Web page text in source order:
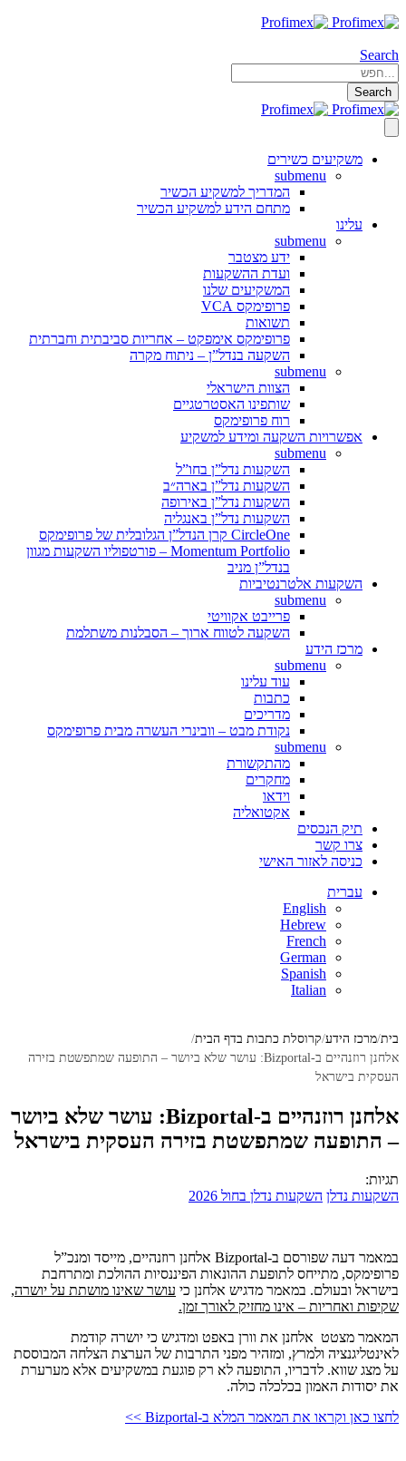
Search
Search
משקיעים כשירים
submenu
המדריך למשקיע הכשיר
מתחם הידע למשקיע הכשיר
עלינו
submenu
ידע מצטבר
ועדת ההשקעות
המשקיעים שלנו
פרופימקס VCA
תשואות
פרופימקס אימפקט – אחריות סביבתית וחברתית
השקעה בנדל”ן – ניתוח מקרה
submenu
הצוות הישראלי
שותפינו האסטרטגיים
רוח פרופימקס
אפשרויות השקעה ומידע למשקיע
submenu
השקעות נדל”ן בחו”ל
השקעות נדל”ן בארה״ב
השקעות נדל”ן באירופה
השקעות נדל”ן באנגליה
CircleOne קרן הנדל”ן הגלובלית של פרופימקס
Momentum Portfolio – פורטפוליו השקעות מגוון
בנדל”ן מניב
השקעות אלטרנטיביות
submenu
פרייבט אקוויטי
השקעה לטווח ארוך – הסבלנות משתלמת
מרכז הידע
submenu
עוד עלינו
כתבות
מדריכים
נקודת מבט – וובינרי העשרה מבית פרופימקס
submenu
מהתקשורת
מחקרים
וידאו
אקטואליה
תיק הנכסים
צרו קשר
כניסה לאזור האישי
עברית
English
Hebrew
French
German
Spanish
Italian
בית מרכז הידע קרוסלת כתבות בדף הבית
אלחנן רוזנהיים ב-Bizportal: עושר שלא ביושר – התופעה שמתפשטת בזירה
העסקית בישראל
אלחנן רוזנהיים ב-Bizportal: עושר שלא ביושר
– התופעה שמתפשטת בזירה העסקית בישראל
תגיות:
השקעות נדלן השקעות נדלן בחול 2026
במאמר דעה שפורסם ב-Bizportal אלחנן רוזנהיים, מייסד ומנכ”ל
פרופימקס, מתייחס לתופעת ההונאות הפיננסיות ההולכת ומתרחבת
בישראל ובעולם. במאמר מדגיש אלחנן כי עושר שאינו מושתת על יושרה,
שקיפות ואחריות – אינו מחזיק לאורך זמן.
המאמר מצטט אלחנן את וורן באפט ומדגיש כי יושרה קודמת
לאינטליגנציה ולמרץ, ומזהיר מפני התרבות של הערצת הצלחה המבוססת
על מצג שווא. לדבריו, התופעה לא רק פוגעת במשקיעים אלא מערערת
את יסודות האמון בכלכלה כולה.
לחצו כאן וקראו את המאמר המלא ב-Bizportal >>